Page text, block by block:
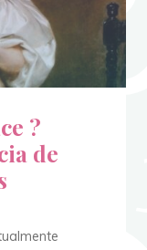
?
de